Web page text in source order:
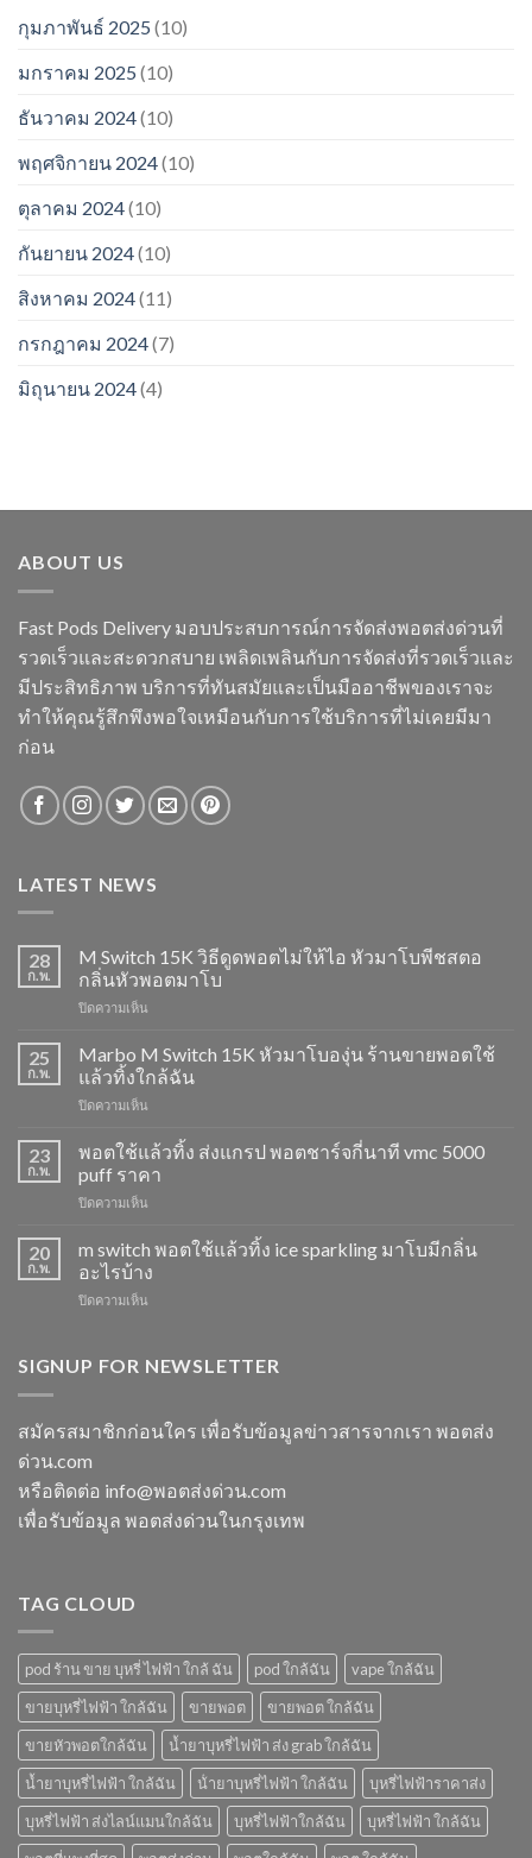
กุมภาพันธ์ 2025 (10)
มกราคม 2025 (10)
ธันวาคม 2024(10)
พฤศจิกายน 2024(10)
ตุลาคม 2024(10)
กันยายน 2024(10)
สิงหาคม 2024(11)
กรกฎาคม 2024(7)
มิถุนายน 2024(4)
ABOUT US
Fast Pods Delivery มอบประสบการณ์การจัดส่งพอตส่งด่วนที่
รวดเร็วและสะดวกสบาย เพลิดเพลินกับการจัดส่งที่รวดเร็วและ
มีประสิทธิภาพ บริการที่ทันสมัยและเป็นมืออาชีพของเราจะ
ทำให้คุณรู้สึกพึงพอใจเหมือนกับการใช้บริการที่ไม่เคยมีมา
ก่อน
LATEST NEWS
28
ก.พ.
M Switch 15K วิธีดูดพอตไม่ให้ไอ หัวมาโบพีชสตอ
กลิ่นหัวพอตมาโบ
ปิดความเห็น
Switch
15K
วิธี
ดูด
ไม่
ให้
หัว
โบ
พีช
ตมา
25
ก.พ.
Marbo M Switch 15K หัวมาโบองุ่น ร้านขายพอตใช้
แล้วทิ้งใกล้ฉัน
ปิดความเห็น
M
15K
หัว
โบ
องุ่น
ขาย
แล้ว
ฉัน
23
ก.พ.
พอตใช้แล้วทิ้ง ส่งแกรป พอตชาร์จกี่นาที vmc 5000
puff ราคา
ปิดความเห็น
ทิ้ง
ส่ง
ชาร์จ
vmc
ราคา
20
ก.พ.
m switch พอตใช้แล้วทิ้ง ice sparkling มาโบมีกลิ่น
อะไรบ้าง
ปิดความเห็น
พอต
ice
โบ
มี
SIGNUP FOR NEWSLETTER
สมัครสมาชิกก่อนใคร เพื่อรับข้อมูลข่าวสารจากเรา พอตส่ง
ด่วน.com
หรือติดต่อ info@พอตส่งด่วน.com
เพื่อรับข้อมูล พอตส่งด่วนในกรุงเทพ
TAG CLOUD
pod ร้าน ขาย บุหรี่ ไฟฟ้า ใกล้ ฉัน pod ใกล้ฉัน
vape ใกล้ฉัน
ขายบุหรี่ไฟฟ้า ใกล้ฉัน
ขายพอต
ขายพอต ใกล้ฉัน
ขายหัวพอตใกล้ฉัน
น้ำยาบุหรี่ไฟฟ้า ส่ง grab ใกล้ฉัน
น้ำยาบุหรี่ไฟฟ้า ใกล้ฉัน
น้ํายาบุหรี่ไฟฟ้า ใกล้ฉัน
บุหรี่ไฟฟ้าราคาส่ง
บุหรี่ไฟฟ้า ส่งไลน์แมนใกล้ฉัน
บุหรี่ไฟฟ้าใกล้ฉัน
บุหรี่ไฟฟ้า ใกล้ฉัน